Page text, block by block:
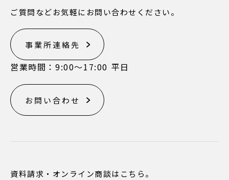
ご質問などお気軽にお問い合わせください。
事業所連絡先
営業時間：9:00〜17:00 平日
お問い合わせ
資料請求・オンライン商談はこちら。